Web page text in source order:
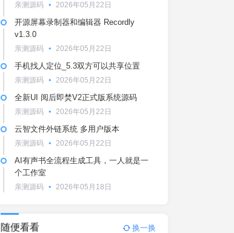
亲测源码 2026年05月22日
开源屏幕录制器和编辑器 Recordly
v1.3.0
亲测源码 2026年05月22日
手机找人定位_5.3双方可以共享位置
亲测源码 2026年05月22日
全新UI 阅后即焚V2正式版系统源码
亲测源码 2026年05月22日
云智文件外链系统 多用户版本
亲测源码 2026年05月22日
AI有声书全流程生成工具，一人就是一
个工作室
亲测源码 2026年05月18日
随便看看 换一换